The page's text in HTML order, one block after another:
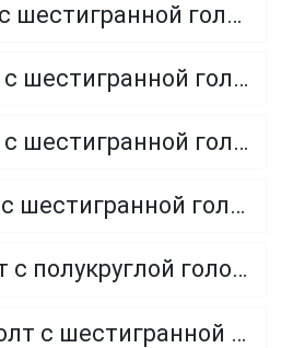
Болт с шестигранной головкой, полная резьба, из нержавеющей стали A2 и A4
Болт с шестигранной головкой, неполная резьба, класс прочности 5.8
Болт с шестигранной головкой, неполная резьба, класс прочности 8.8
Болт с шестигранной головкой, полная резьба, класс прочности 10.9 и 12.9
Болт с полукруглой головкой и квадратным подголовником
Болт с шестигранной головкой, из латуни